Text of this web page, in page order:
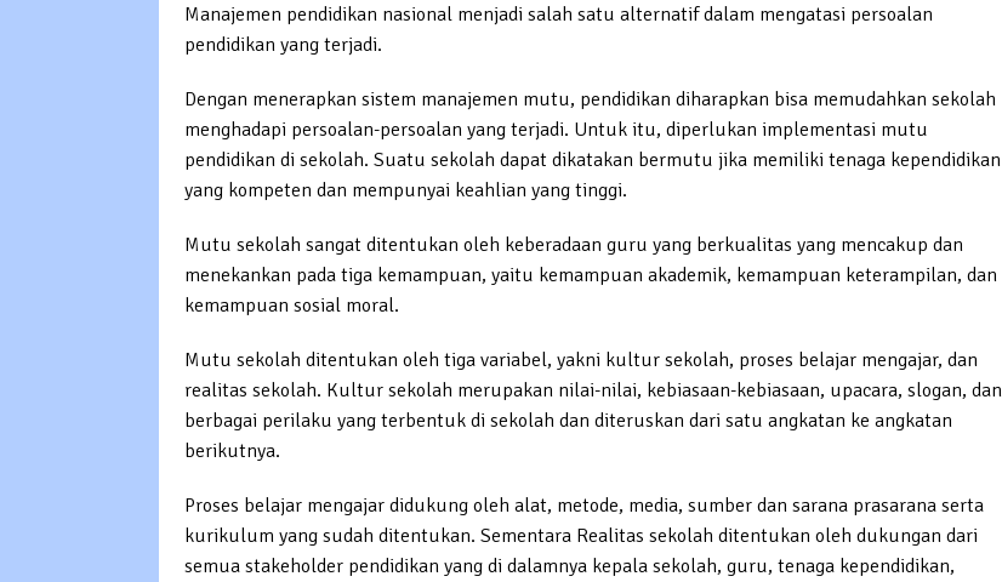
Manajemen pendidikan nasional menjadi salah satu alternatif dalam mengatasi persoalan
pendidikan yang terjadi.
Dengan menerapkan sistem manajemen mutu, pendidikan diharapkan bisa memudahkan sekolah
menghadapi persoalan-persoalan yang terjadi. Untuk itu, diperlukan implementasi mutu
pendidikan di sekolah. Suatu sekolah dapat dikatakan bermutu jika memiliki tenaga kependidikan
yang kompeten dan mempunyai keahlian yang tinggi.
Mutu sekolah sangat ditentukan oleh keberadaan guru yang berkualitas yang mencakup dan
menekankan pada tiga kemampuan, yaitu kemampuan akademik, kemampuan keterampilan, dan
kemampuan sosial moral.
Mutu sekolah ditentukan oleh tiga variabel, yakni kultur sekolah, proses belajar mengajar, dan
realitas sekolah. Kultur sekolah merupakan nilai-nilai, kebiasaan-kebiasaan, upacara, slogan, dan
berbagai perilaku yang terbentuk di sekolah dan diteruskan dari satu angkatan ke angkatan
berikutnya.
Proses belajar mengajar didukung oleh alat, metode, media, sumber dan sarana prasarana serta
kurikulum yang sudah ditentukan. Sementara Realitas sekolah ditentukan oleh dukungan dari
semua stakeholder pendidikan yang di dalamnya kepala sekolah, guru, tenaga kependidikan,